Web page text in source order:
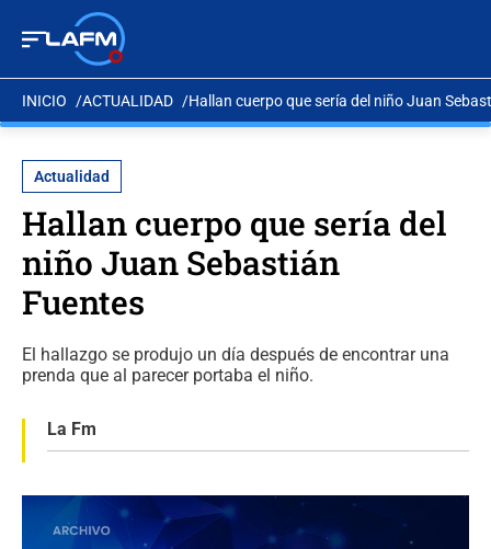
INICIO ACTUALIDAD Hallan cuerpo que sería del niño Juan
Actualidad
Hallan cuerpo que sería del
niño Juan Sebastián
Fuentes
El hallazgo se produjo un día después de encontrar una
prenda que al parecer portaba el niño.
La Fm